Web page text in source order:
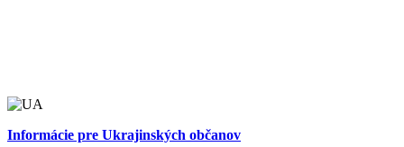
Informácie pre Ukrajinských občanov